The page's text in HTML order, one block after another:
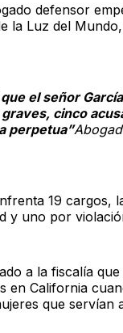
defensor
la Luz del
el señor
cinco
perpetua”
19 cargos,
y uno por
a la fiscalía
en California
que servían